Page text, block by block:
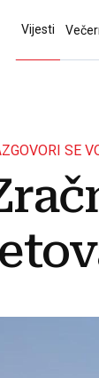
Vijesti
SE